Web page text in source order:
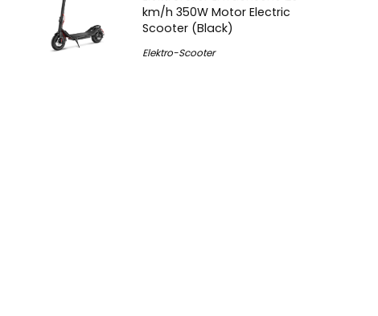
km/h 350W Motor Electric
Scooter (Black)
Elektro-Scooter